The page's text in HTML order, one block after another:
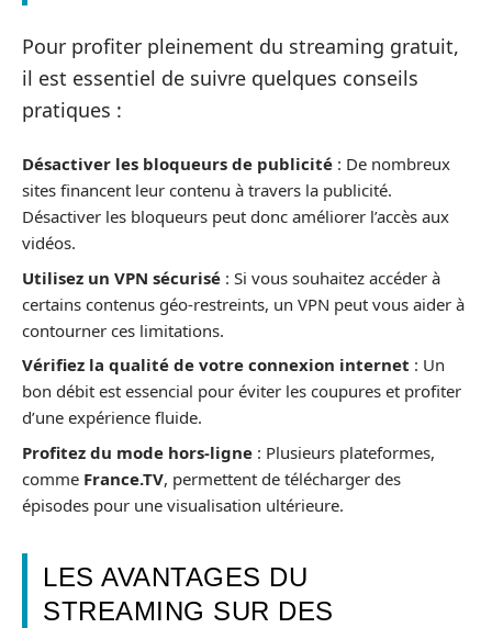
Pour profiter pleinement du streaming gratuit,
il est essentiel de suivre quelques conseils
pratiques :
Désactiver les bloqueurs de publicité : De nombreux
sites financent leur contenu à travers la publicité.
Désactiver les bloqueurs peut donc améliorer l’accès aux
vidéos.
Utilisez un VPN sécurisé : Si vous souhaitez accéder à
certains contenus géo-restreints, un VPN peut vous aider à
contourner ces limitations.
Vérifiez la qualité de votre connexion internet : Un
bon débit est essencial pour éviter les coupures et profiter
d’une expérience fluide.
Profitez du mode hors-ligne : Plusieurs plateformes,
comme France.TV, permettent de télécharger des
épisodes pour une visualisation ultérieure.
LES AVANTAGES DU
STREAMING SUR DES